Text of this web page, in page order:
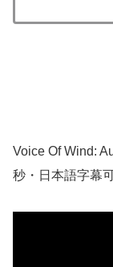
Voice Of Wind:
秒・日本語字幕